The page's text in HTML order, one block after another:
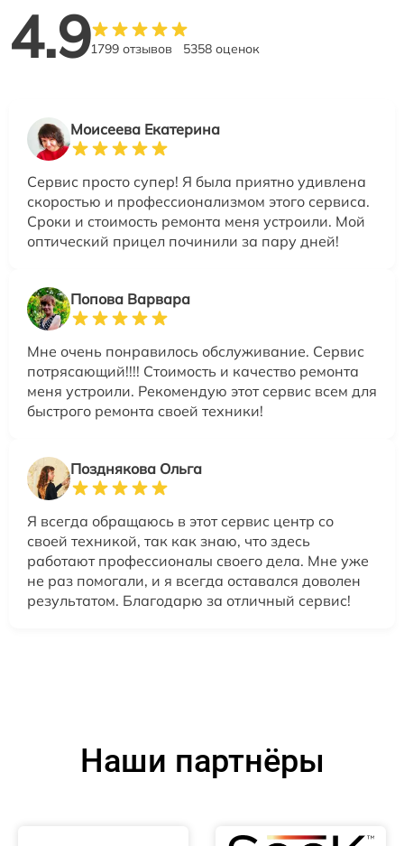
4.91799 отзывов 5358 оценок
Моисеева Екатерина
Сервис просто супер! Я была приятно удивлена
скоростью и профессионализмом этого сервиса.
Сроки и стоимость ремонта меня устроили. Мой
оптический прицел починили за пару дней!
Попова Варвара
Мне очень понравилось обслуживание. Сервис
потрясающий!!!! Стоимость и качество ремонта
меня устроили. Рекомендую этот сервис всем для
быстрого ремонта своей техники!
Позднякова Ольга
Я всегда обращаюсь в этот сервис центр со
своей техникой, так как знаю, что здесь
работают профессионалы своего дела. Мне уже
не раз помогали, и я всегда оставался доволен
результатом. Благодарю за отличный сервис!
Наши партнёры